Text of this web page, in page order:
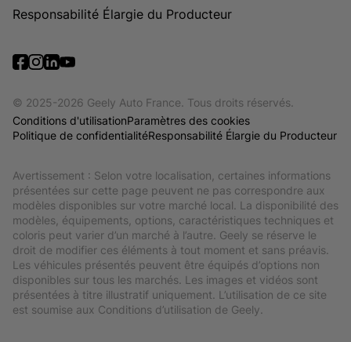
Responsabilité Élargie du Producteur
© 2025-2026 Geely Auto France. Tous droits réservés.
Conditions d'utilisationParamètres des cookies
Politique de confidentialitéResponsabilité Élargie du Producteur
Avertissement : Selon votre localisation, certaines informations
présentées sur cette page peuvent ne pas correspondre aux
modèles disponibles sur votre marché local. La disponibilité des
modèles, équipements, options, caractéristiques techniques et
coloris peut varier d’un marché à l’autre. Geely se réserve le
droit de modifier ces éléments à tout moment et sans préavis.
Les véhicules présentés peuvent être équipés d’options non
disponibles sur tous les marchés. Les images et vidéos sont
présentées à titre illustratif uniquement. L’utilisation de ce site
est soumise aux Conditions d’utilisation de Geely.